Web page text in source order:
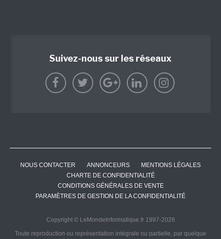
Suivez-nous sur les réseaux
NOUS CONTACTER ANNONCEURS
MENTIONS LÉGALES
CHARTE DE CONFIDENTIALITÉ
CONDITIONS GÉNÉRALES DE VENTE
PARAMÈTRES DE GESTION DE LA CONFIDENTIALITÉ
Copyright © LeMondeInformatique.fr 1997-2026
Toute reproduction ou représentation intégrale ou partielle, par quelque